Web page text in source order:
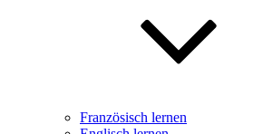
Französisch lernen